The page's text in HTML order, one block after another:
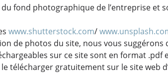
fond photographique de l’entreprise
www.shutterstock.com/
de photos du site, nous vous suggérons
sur ce site sont en format .pdf
télécharger gratuitement sur le site web